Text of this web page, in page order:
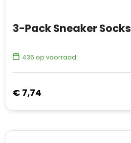
3-Pack Sneaker Socks
436 op voorraad
€ 7,74